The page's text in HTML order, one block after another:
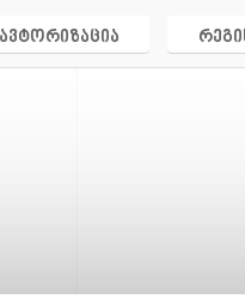
ავტორიზაცია